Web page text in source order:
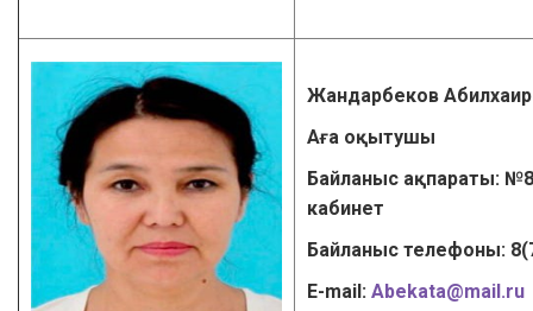
Жандарбеков Абилхаир
Аға оқытушы
Байланыс ақпараты:
кабинет
Байланыс телефоны:
Е-mail: Abekata@mail.ru